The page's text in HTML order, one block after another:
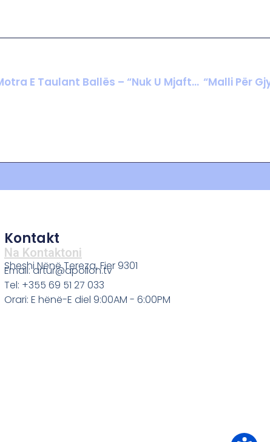
Operacion I SPAK Dhe BKH Në “Green Tower Forever”: Nën Hetim Biznesi Ku Aksionere Është Motra E Taulant Ballës – “Nuk U Mjaftojnë Më Që Vjedhin Shqiptarët, Tani Kanë Filluar Edhe Nga Italianët”
Kontakt
Na Kontaktoni
Sheshi Nënë Tereza, Fier 9301
Email: artur@apollon.tv
Tel: +355 69 51 27 033
Orari: E hënë-E diel 9:00AM - 6:00PM